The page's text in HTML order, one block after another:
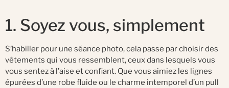
1. Soyez vous, simplement
S’habiller pour une séance photo, cela passe par choisir des
vêtements qui vous ressemblent, ceux dans lesquels vous
vous sentez à l’aise et confiant. Que vous aimiez les lignes
épurées d’une robe fluide ou le charme intemporel d’un pull